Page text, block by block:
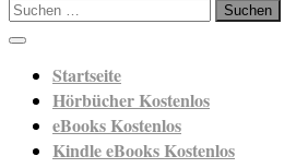
Suchen
nach:
Startseite
Hörbücher Kostenlos
eBooks Kostenlos
Kindle eBooks Kostenlos